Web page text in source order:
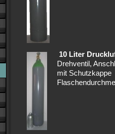
10 Liter
Drehventil,
mit Schutzkappe